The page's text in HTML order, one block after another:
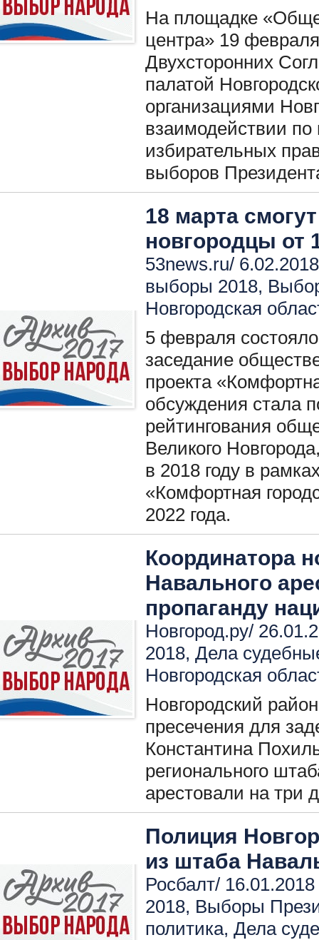
На площадке
центра» 19
Двухсторонних
палатой
организациями
взаимодействии
избирательных
выборов
18 марта
новгородцы от
53news.ru/
выборы 2018,
Новгородская
5 февраля
заседание
проекта
обсуждения стала
рейтингования
Великого
в 2018 году в
«Комфортная
2022 года.
Координатора
Навального
пропаганду
Новгород.ру/
2018, Дела
Новгородская
Новгородский
пресечения для
Константина
регионального
арестовали на три
Полиция
из штаба
Росбалт/
2018, Выборы
политика, Дела